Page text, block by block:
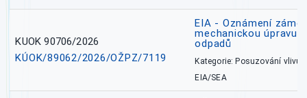
KUOK 90706/2026
KÚOK/89062/2026/OŽPZ/7119
EIA - Oznámení
mechanickou úpravu
odpadů
Kategorie: Posuzování vlivů
EIA/SEA